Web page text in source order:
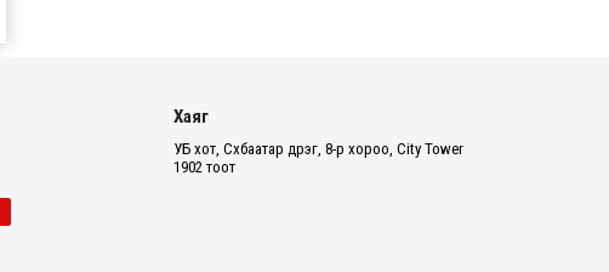
13 цаг 33 минут
Хаяг
УБ хот, Сүхбаатар дүүрэг, 8-р хороо, City Tower
1902 тоот